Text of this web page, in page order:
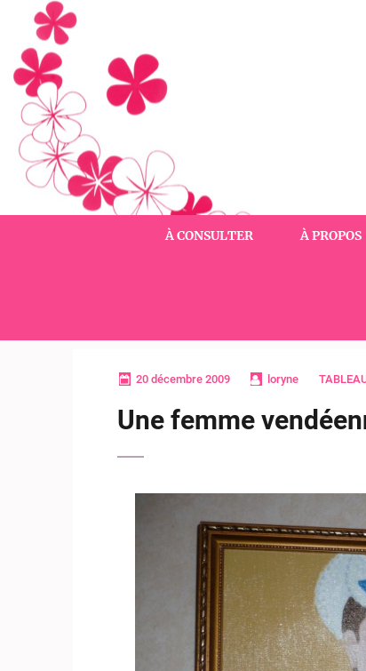
contenu
(Pressez
Entrée)
À CONSULTER À PROPOS
20 décembre 2009 loryne
Une femme